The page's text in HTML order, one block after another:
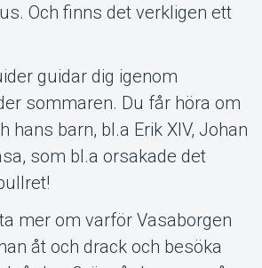
Och finns det verkligen ett
guidar dig igenom
sommaren. Du får höra om
hans barn, bl.a Erik XIV, Johan
som bl.a orsakade det
mer om varför Vasaborgen
åt och drack och besöka